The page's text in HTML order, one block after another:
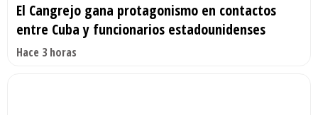
El Cangrejo gana protagonismo en contactos
entre Cuba y funcionarios estadounidenses
Hace 3 horas